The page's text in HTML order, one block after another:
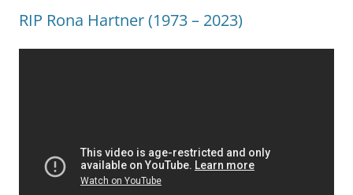
RIP Rona Hartner (1973 – 2023)